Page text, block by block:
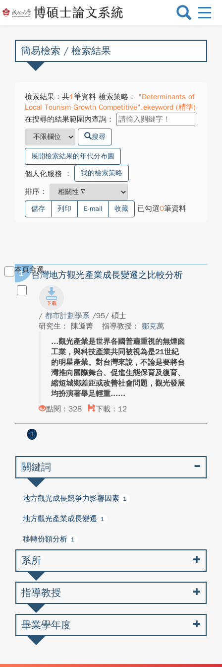
選
換
簡易檢索 / 檢索結果
檢索結果：共1筆資料 檢索策略：
"Determinants of
Local Tourism Growth Competitive".ekeyword (精準)
在搜尋的結果範圍內查詢：
搜尋
展開檢索結果的年代分布圖
個人化服務 ： 我的檢索策略
排序：
儲存 列印 E-mail 收藏 已勾選0筆資料
本頁全選
1 台灣地方觀光產業成長變遷之比較分析
/ 都市計劃學系 /95/ 碩士
研究生： 陳遜菁
指導教授： 鄒克萬
觀光產業是世界各國普遍重視的無煙囪
工業，與科技產業共同被視為是21世紀
的明星產業。對台灣來說，不論是要將台
灣推向國際舞台、促進生態保育及復育、
縮短城鄉差距或改善社會問題，觀光發展
均扮演著舉足輕重...
點閱：328
下載：12
1
關鍵詞
地方觀光成長競爭力影響因素 1
地方觀光產業成長變遷 1
移轉份額分析 1
系所
指導教授
畢業學年度